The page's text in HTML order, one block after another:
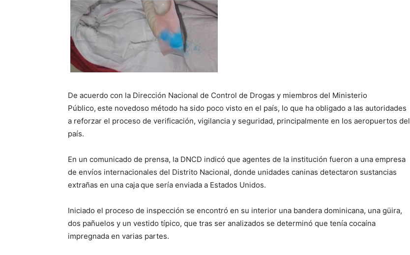
De acuerdo con la Dirección Nacional de Control de Drogas y miembros del Ministerio
Público, este novedoso método ha sido poco visto en el país, lo que ha obligado a las autoridades
a reforzar el proceso de verificación, vigilancia y seguridad, principalmente en los aeropuertos del
país.
En un comunicado de prensa, la DNCD indicó que agentes de la institución fueron a una empresa
de envíos internacionales del Distrito Nacional, donde unidades caninas detectaron sustancias
extrañas en una cajaque sería enviada a Estados Unidos.
Iniciado el proceso de inspección se encontró en su interior una bandera dominicana, una güira,
dos pañuelos y un vestido típico, que tras ser analizados se determinó que tenía cocaína
impregnada en varias partes.